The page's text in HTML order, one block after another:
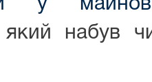
у
набув